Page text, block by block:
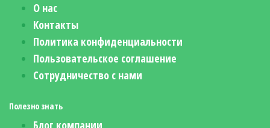
О нас
Контакты
Политика конфиденциальности
Пользовательское соглашение
Сотрудничество с нами
Полезно знать